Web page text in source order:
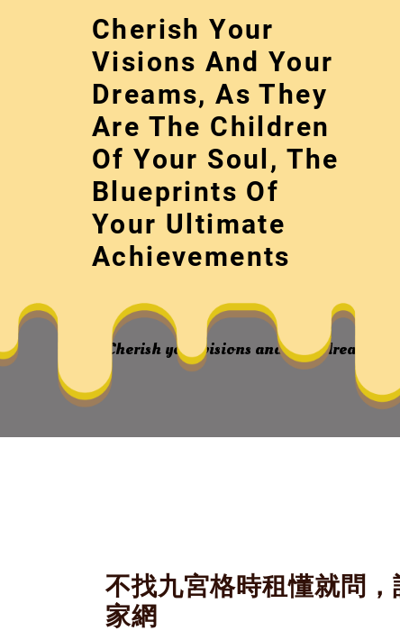
Cherish Your
Visions And Your
Dreams, As They
Are The Children
Of Your Soul, The
Blueprints Of
Your Ultimate
Achievements
不找九宮格時租
Cherish your visions and your dreams,
不找九宮格時租懂就問
家網